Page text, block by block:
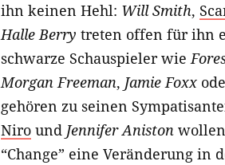
ihn keinen Hehl: Will Smith,
Halle Berry treten offen für ihn
schwarze Schauspieler wie
Morgan Freeman, Jamie Foxx
gehören zu seinen
Niro und Jennifer Aniston
“Change” eine Veränderung in